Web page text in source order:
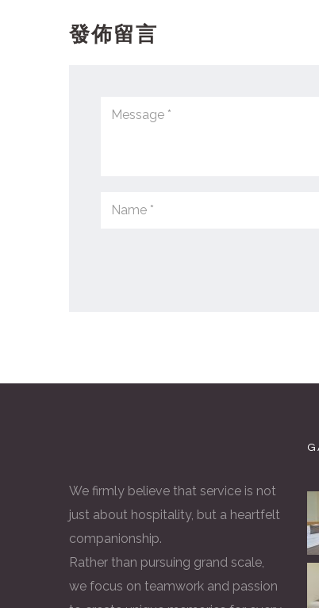
發佈留言
We firmly believe that service is not
just about hospitality, but a heartfelt
companionship.
Rather than pursuing grand scale,
we focus on teamwork and passion